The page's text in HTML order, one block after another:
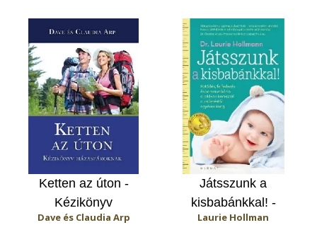
Ketten az úton -
Kézikönyv
házaspároknak
Dave és Claudia Arp
Játsszunk a
kisbabánkkal! -
Kötődés, felfedezés és
Laurie Hollman